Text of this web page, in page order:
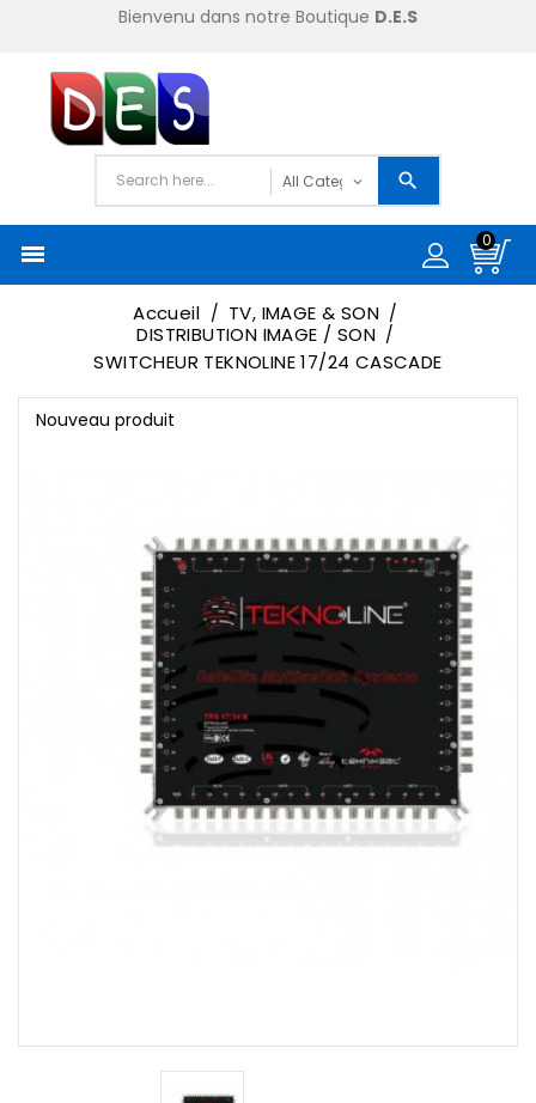
Bienvenu dans notre Boutique D.E.S

0
Accueil
TV, IMAGE & SON
DISTRIBUTION IMAGE / SON
SWITCHEUR TEKNOLINE 17/24 CASCADE
Nouveau produit